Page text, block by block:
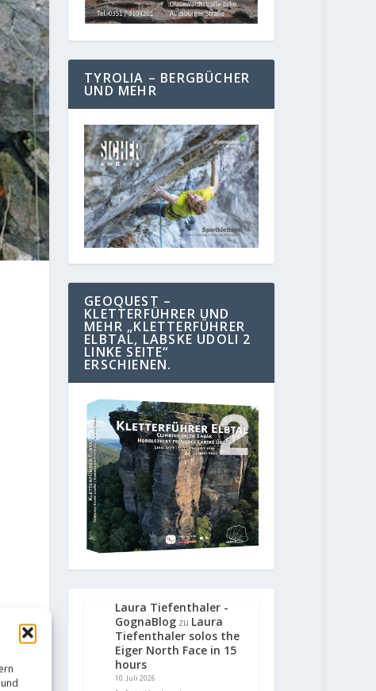
TYROLIA – BERGBÜCHER
UND MEHR
GEOQUEST –
KLETTERFÜHRER UND
MEHR „KLETTERFÜHRER
ELBTAL, LABSKE UDOLI 2
LINKE SEITE“
ERSCHIENEN.
Laura Tiefenthaler -
GognaBlog zu Laura
Tiefenthaler solos the
Eiger North Face in 15
hours
10. Juli 2026